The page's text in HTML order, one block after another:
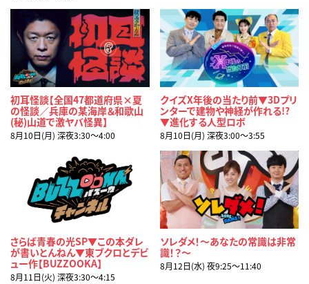
初耳怪談【全国47都道府県×夏
の怪談／兵庫の某海岸＆和歌山
(秘)山道で激ヤバ怪異】
8月10日(月) 深夜3:30〜4:00
クイズX年後の当たり前▼3Dプリ
ンターで建物や神経が作れる!?
▼進化する人型ロボ
8月10日(月) 深夜3:00〜3:55
さらば青春の光SP▼この本ダレ
が書いとんねん▼東ブクロとデビ
ュー作【BUZZOOKA】
8月11日(火) 深夜3:30〜4:15
ソレダメ！～あなたの常識は非常
識！？～
8月12日(水) 夜9:25〜11:40